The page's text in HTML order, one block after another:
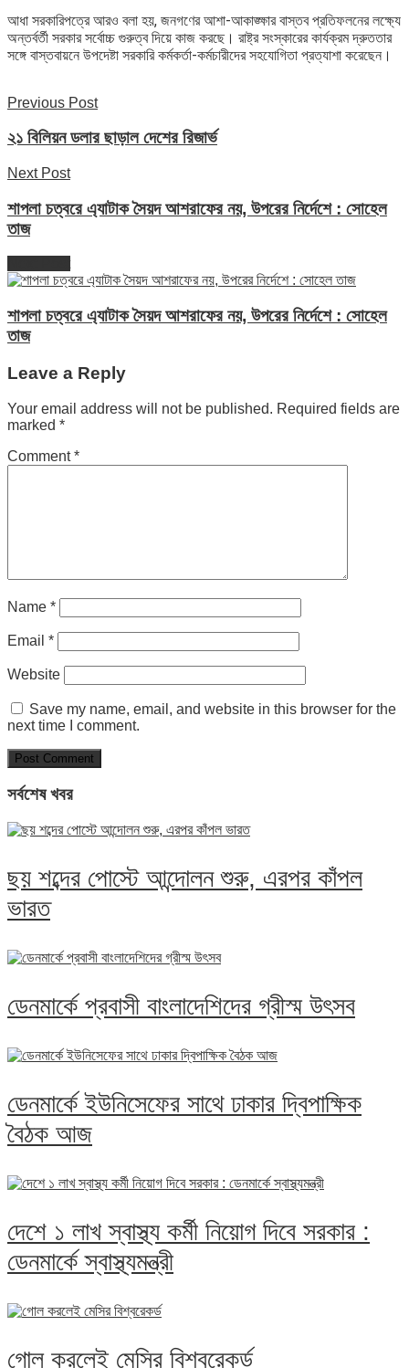
আধা সরকারিপত্রে আরও বলা হয়, জনগণের আশা-আকাঙ্ক্ষার বাস্তব প্রতিফলনের লক্ষ্যে
অন্তর্বর্তী সরকার সর্বোচ্চ গুরুত্ব দিয়ে কাজ করছে। রাষ্ট্র সংস্কারের কার্যক্রম দ্রুততার
সঙ্গে বাস্তবায়নে উপদেষ্টা সরকারি কর্মকর্তা-কর্মচারীদের সহযোগিতা প্রত্যাশা করেছেন।
Previous Post
২১ বিলিয়ন ডলার ছাড়াল দেশের রিজার্ভ
Next Post
শাপলা চত্বরে এ্যাটাক সৈয়দ আশরাফের নয়, উপরের নির্দেশে : সোহেল
তাজ
শাপলা চত্বরে এ্যাটাক সৈয়দ আশরাফের নয়, উপরের নির্দেশে : সোহেল
তাজ
Leave a Reply
Your email address will not be published. Required fields are
marked *
Comment*
Name *
Email *
Website
Save my name, email, and website in this browser for the
next time I comment.
সর্বশেষ খবর
ছয় শব্দের পোস্টে আন্দোলন শুরু, এরপর কাঁপল
ভারত
ডেনমার্কে প্রবাসী বাংলাদেশিদের গ্রীস্ম উৎসব
ডেনমার্কে ইউনিসেফের সাথে ঢাকার দ্বিপাক্ষিক
বৈঠক আজ
দেশে ১ লাখ স্বাস্থ্য কর্মী নিয়োগ দিবে সরকার :
ডেনমার্কে স্বাস্থ্যমন্ত্রী
গোল করলেই মেসির বিশ্বরেকর্ড